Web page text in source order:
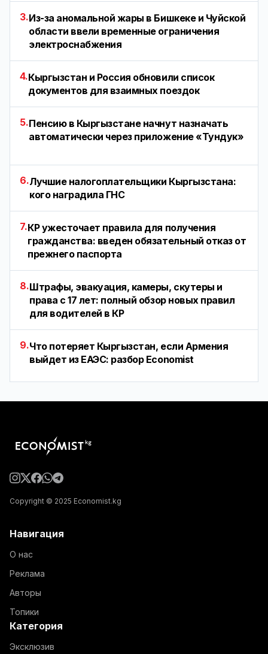
3.Из-за аномальной жары в Бишкеке и Чуйской
области ввели временные ограничения
электроснабжения
4.Кыргызстан и Россия обновили список
документов для взаимных поездок
5.Пенсию в Кыргызстане начнут назначать
автоматически через приложение «Тундук»
6.Лучшие налогоплательщики Кыргызстана:
кого наградила ГНС
7.КР ужесточает правила для получения
гражданства: введен обязательный отказ от
прежнего паспорта
8.Штрафы, эвакуация, камеры, скутеры и
права с 17 лет: полный обзор новых правил
для водителей в КР
9.Что потеряет Кыргызстан, если Армения
выйдет из ЕАЭС: разбор Economist
Copyright © 2025 Economist.kg
Навигация
О нас
Реклама
Авторы
Топики
Категория
Эксклюзив